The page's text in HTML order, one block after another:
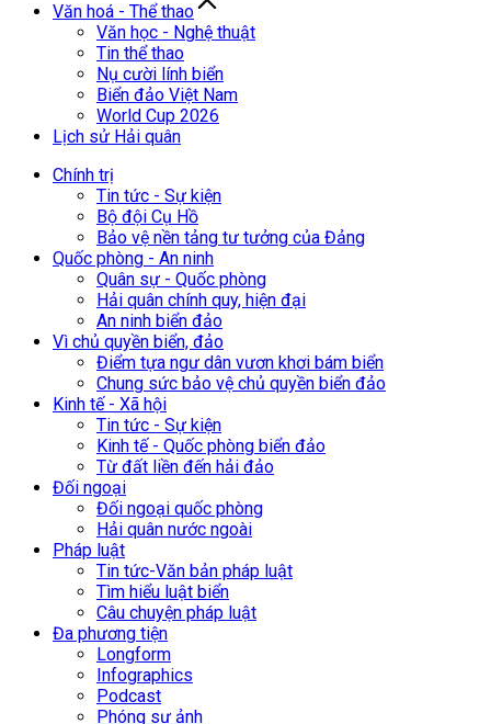
Văn hoá - Thể thao
Văn học - Nghệ thuật
Tin thể thao
Nụ cười lính biển
Biển đảo Việt Nam
World Cup 2026
Lịch sử Hải quân
Chính trị
Tin tức - Sự kiện
Bộ đội Cụ Hồ
Bảo vệ nền tảng tư tưởng của Đảng
Quốc phòng - An ninh
Quân sự - Quốc phòng
Hải quân chính quy, hiện đại
An ninh biển đảo
Vì chủ quyền biển, đảo
Điểm tựa ngư dân vươn khơi bám biển
Chung sức bảo vệ chủ quyền biển đảo
Kinh tế - Xã hội
Tin tức - Sự kiện
Kinh tế - Quốc phòng biển đảo
Từ đất liền đến hải đảo
Đối ngoại
Đối ngoại quốc phòng
Hải quân nước ngoài
Pháp luật
Tin tức-Văn bản pháp luật
Tìm hiểu luật biển
Câu chuyện pháp luật
Đa phương tiện
Longform
Infographics
Podcast
Phóng sự ảnh